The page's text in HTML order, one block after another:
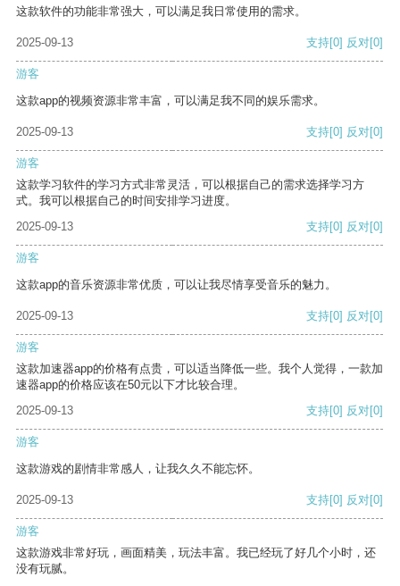
这款软件的功能非常强大，可以满足我日常使用的需求。
2025-09-13 支持[0] 反对[0]
游客
这款app的视频资源非常丰富，可以满足我不同的娱乐需求。
2025-09-13 支持[0] 反对[0]
游客
这款学习软件的学习方式非常灵活，可以根据自己的需求选择学习方
式。我可以根据自己的时间安排学习进度。
2025-09-13
支持[0] 反对[0]
游客
这款app的音乐资源非常优质，可以让我尽情享受音乐的魅力。
2025-09-13 支持[0] 反对[0]
游客
这款加速器app的价格有点贵，可以适当降低一些。我个人觉得，一款加
速器app的价格应该在50元以下才比较合理。
2025-09-13
支持[0] 反对[0]
游客
这款游戏的剧情非常感人，让我久久不能忘怀。
2025-09-13 支持[0] 反对[0]
游客
这款游戏非常好玩，画面精美，玩法丰富。我已经玩了好几个小时，还
没有玩腻。